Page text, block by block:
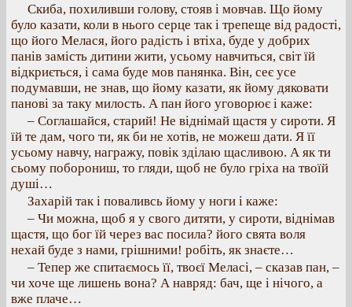
Скиба, похиливши голову, стояв і мовчав. Що йому
було казати, коли в нього серце так і трепеще від радості,
що його Мелася, його радість і втіха, буде у добрих
панів замість дитини жити, усьому навчиться, світ їй
відкриється, і сама буде мов панянка. Він, сеє усе
подумавши, не знав, що йому казати, як йому дяковати
панові за таку милость. А пан його уговорює і каже:
– Соглашайся, старий! Не віднімай щастя у сироти. Я
їй те дам, чого ти, як би не хотів, не можеш дати. Я її
усьому навчу, награжу, повік зділаю щасливою. А як ти
сьому поборониш, то гляди, щоб не було гріха на твоїй
душі…
Захарій так і поваливсь йому у ноги і каже:
– Чи можна, щоб я у свого дитяти, у сироти, віднімав
щастя, що бог їй через вас посила? його свята воля
нехай буде з нами, грішними! робіть, як знаєте…
– Тепер же спитаємось її, твоєї Меласі, – сказав пан, –
чи хоче ще лишень вона? А навряд: бач, ще і нічого, а
вже плаче…